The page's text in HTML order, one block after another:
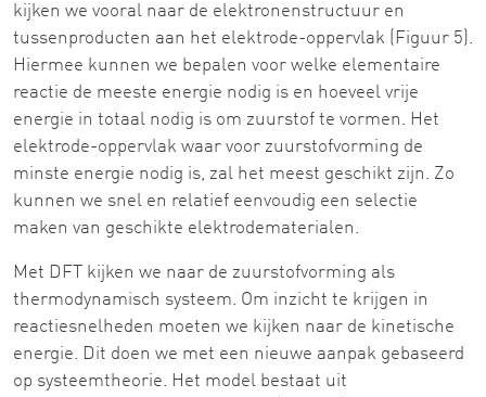
kijken we vooral naar de elektronenstructuur en
tussenproducten aan het elektrode-oppervlak (Figuur 5).
Hiermee kunnen we bepalen voor welke elementaire
reactie de meeste energie nodig is en hoeveel vrije
energie in totaal nodig is om zuurstof te vormen. Het
elektrode-oppervlak waar voor zuurstofvorming de
minste energie nodig is, zal het meest geschikt zijn. Zo
kunnen we snel en relatief eenvoudig een selectie
maken van geschikte elektrodematerialen.
Met DFT kijken we naar de zuurstofvorming als
thermodynamisch systeem. Om inzicht te krijgen in
reactiesnelheden moeten we kijken naar de kinetische
energie. Dit doen we met een nieuwe aanpak gebaseerd
op systeemtheorie. Het model bestaat uit